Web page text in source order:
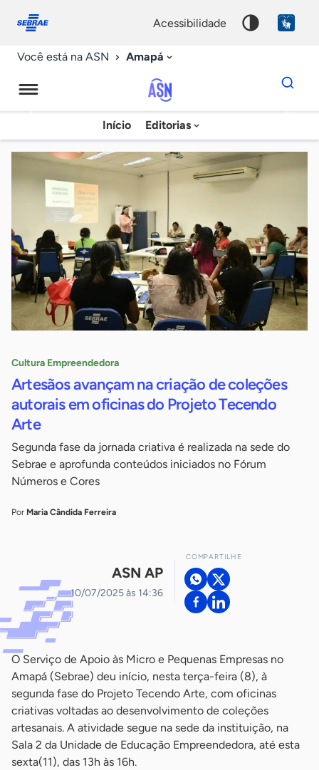
conosco
acessibilidade
Você está na ASN Amapá
Agência
Sebrae
de
Notícias
Início Editorias
Dados
para
chave
Cultura Empreendedora
Artesãos avançam na criação de coleções
autorais em oficinas do Projeto Tecendo
Arte
Segunda fase da jornada criativa é realizada na sede do
Sebrae e aprofunda conteúdos iniciados no Fórum
Números e Cores
Por Maria Cândida Ferreira
ASN AP
10/07/2025 às 14:36
COMPARTILHE
O Serviço de Apoio às Micro e Pequenas Empresas no
Amapá (Sebrae) deu início, nesta terça-feira (8), à
segunda fase do Projeto Tecendo Arte, com oficinas
criativas voltadas ao desenvolvimento de coleções
artesanais. A atividade segue na sede da instituição, na
Sala 2 da Unidade de Educação Empreendedora, até esta
sexta(11), das 13h às 16h.